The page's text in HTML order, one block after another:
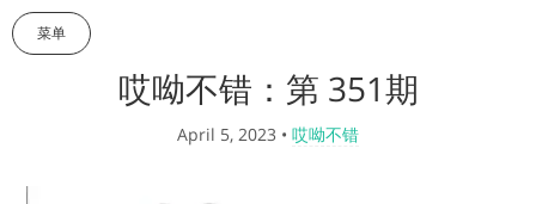
菜单
哎呦不错：第 351期
April 5, 2023 • 哎呦不错